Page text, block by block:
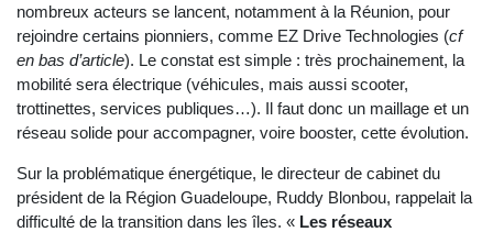
nombreux acteurs se lancent, notamment à la Réunion, pour
rejoindre certains pionniers, comme EZ Drive Technologies (cf
en bas d’article). Le constat est simple : très prochainement, la
mobilité sera électrique (véhicules, mais aussi scooter,
trottinettes, services publiques…). Il faut donc un maillage et un
réseau solide pour accompagner, voire booster, cette évolution.
Sur la problématique énergétique, le directeur de cabinet du
président de la Région Guadeloupe, Ruddy Blonbou, rappelait la
difficulté de la transition dans les îles. « Les réseaux